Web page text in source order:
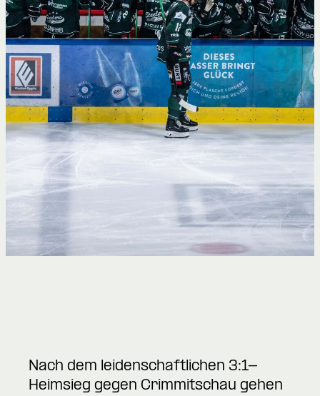
Nach dem leidenschaftlichen 3:1-
Heimsieg gegen Crimmitschau gehen